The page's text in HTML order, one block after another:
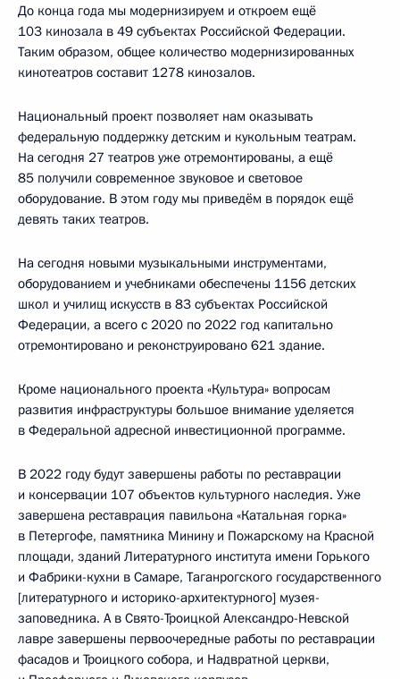
До конца года мы модернизируем и откроем ещё
103 кинозала в 49 субъектах Российской Федерации.
Таким образом, общее количество модернизированных
кинотеатров составит 1278 кинозалов.
Национальный проект позволяет нам оказывать
федеральную поддержку детским и кукольным театрам.
На сегодня 27 театров уже отремонтированы, а ещё
85 получили современное звуковое и световое
оборудование. В этом году мы приведём в порядок ещё
девять таких театров.
На сегодня новыми музыкальными инструментами,
оборудованием и учебниками обеспечены 1156 детских
школ и училищ искусств в 83 субъектах Российской
Федерации, а всего с 2020 по 2022 год капитально
отремонтировано и реконструировано 621 здание.
Кроме национального проекта «Культура» вопросам
развития инфраструктуры большое внимание уделяется
в Федеральной адресной инвестиционной программе.
В 2022 году будут завершены работы по реставрации
и консервации 107 объектов культурного наследия. Уже
завершена реставрация павильона «Катальная горка»
в Петергофе, памятника Минину и Пожарскому на Красной
площади, зданий Литературного института имени Горького
и Фабрики-кухни в Самаре, Таганрогского государственного
[литературного и историко-архитектурного] музея-
заповедника. А в Свято-Троицкой Александро-Невской
лавре завершены первоочередные работы по реставрации
фасадов и Троицкого собора, и Надвратной церкви,